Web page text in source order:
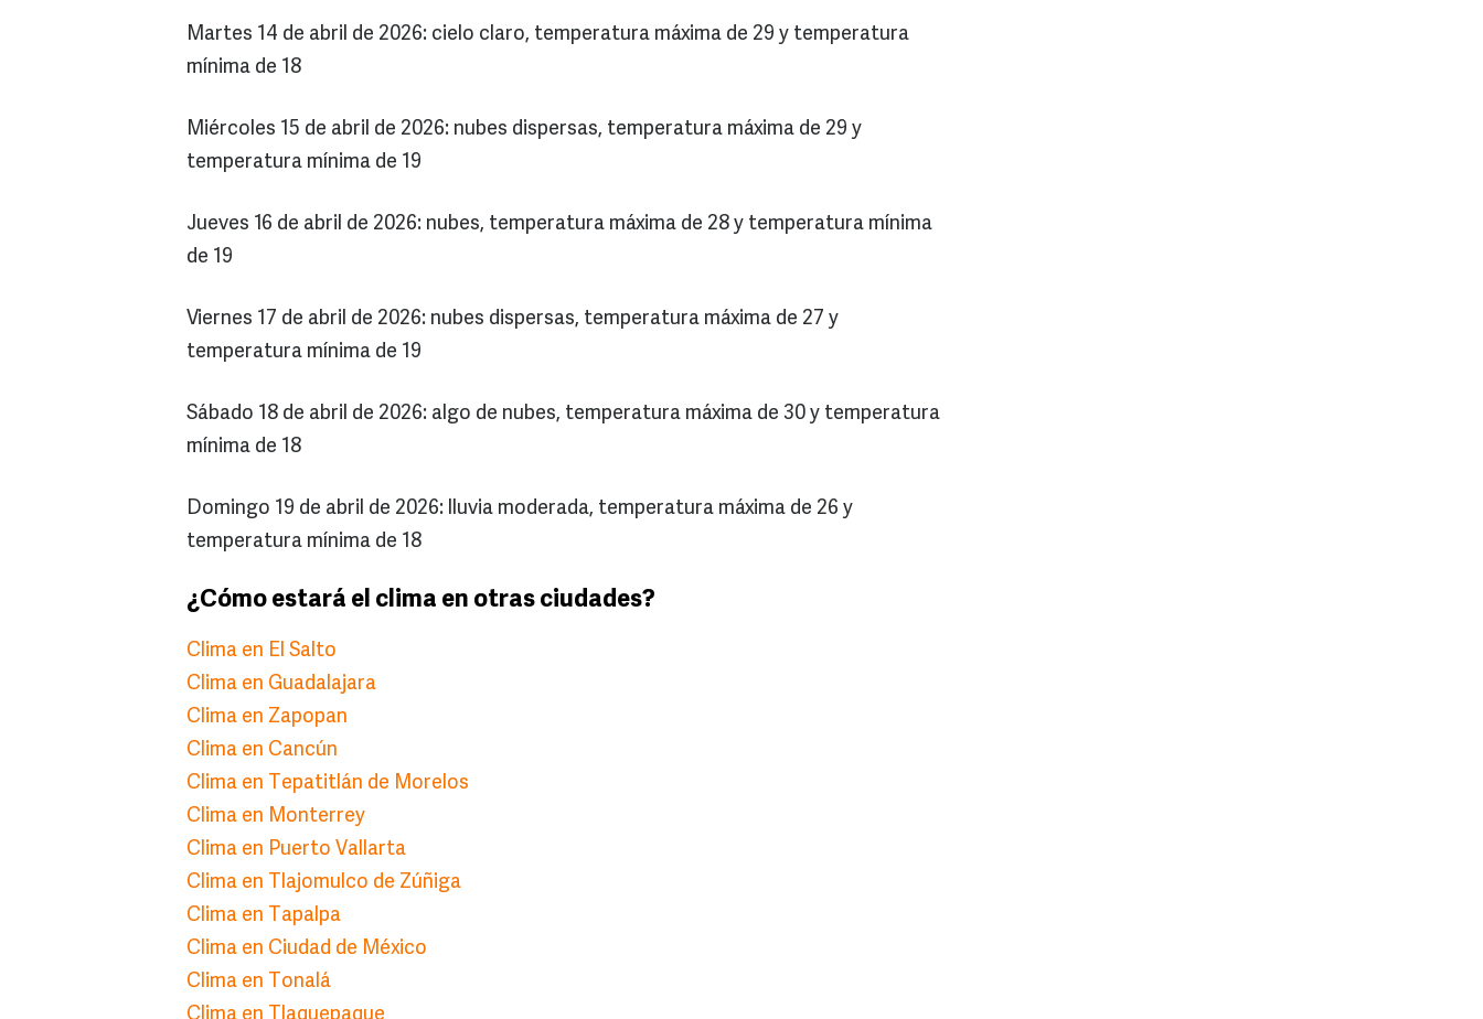
Martes 14 de abril de 2026: cielo claro, temperatura máxima de 29 y temperatura
mínima de 18
Miércoles 15 de abril de 2026: nubes dispersas, temperatura máxima de 29 y
temperatura mínima de 19
Jueves 16 de abril de 2026: nubes, temperatura máxima de 28 y temperatura mínima
de 19
Viernes 17 de abril de 2026: nubes dispersas, temperatura máxima de 27 y
temperatura mínima de 19
Sábado 18 de abril de 2026: algo de nubes, temperatura máxima de 30 y temperatura
mínima de 18
Domingo 19 de abril de 2026: lluvia moderada, temperatura máxima de 26 y
temperatura mínima de 18
¿Cómo estará el clima en otras ciudades?
Clima en El Salto
Clima en Guadalajara
Clima en Zapopan
Clima en Cancún
Clima en Tepatitlán de Morelos
Clima en Monterrey
Clima en Puerto Vallarta
Clima en Tlajomulco de Zúñiga
Clima en Tapalpa
Clima en Ciudad de México
Clima en Tonalá